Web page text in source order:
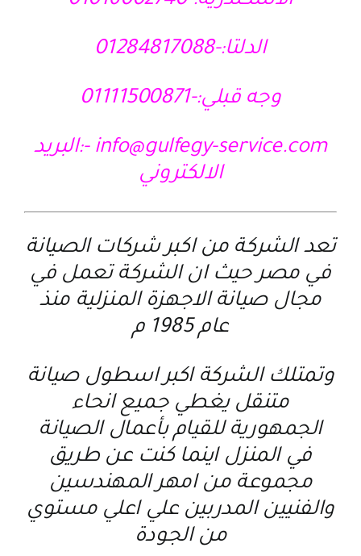
الدلتا:-01284817088
وجه قبلي:-01111500871
info@gulfegy-service.com -:البريد
الالكتروني
تعد الشركة من اكبر شركات الصيانة
في مصر حيث ان الشركة تعمل في
مجال صيانة الاجهزة المنزلية منذ
عام 1985 م
وتمتلك الشركة اكبر اسطول صيانة
متنقل يغطي جميع انحاء
الجمهورية للقيام بأعمال الصيانة
في المنزل اينما كنت عن طريق
مجموعة من امهر المهندسين
والفنيين المدربين علي اعلي مستوي
من الجودة